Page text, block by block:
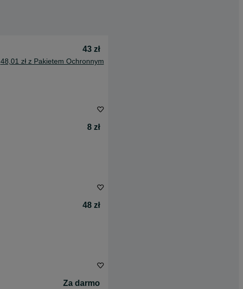
43 zł
48,01 zł z Pakietem Ochronnym
8 zł
48 zł
Za darmo